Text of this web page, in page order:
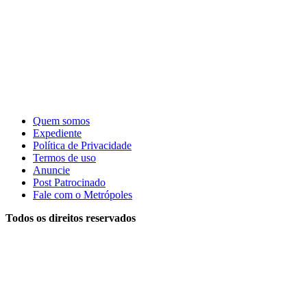
Quem somos
Expediente
Política de Privacidade
Termos de uso
Anuncie
Post Patrocinado
Fale com o Metrópoles
Todos os direitos reservados